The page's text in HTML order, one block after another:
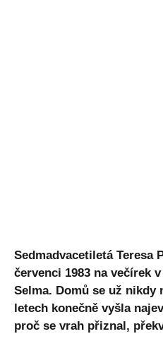
Sedmadvacetiletá Teresa
červenci 1983 na večírek
Selma. Domů se už
letech konečně vyšla
proč se vrah přiznal,